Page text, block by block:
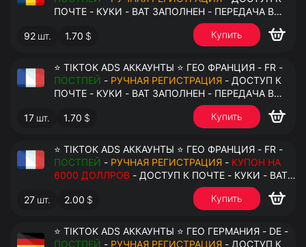
ПОЧТЕ - КУКИ - ВАТ ЗАПОЛНЕН - ПЕРЕДАЧА В
92 шт. 1.70 $ Купить
⭐ TIKTOK ADS АККАУНТЫ ⭐ ГЕО ФРАНЦИЯ - FR -
ПОСТПЕЙ - РУЧНАЯ РЕГИСТРАЦИЯ
ПОЧТЕ - КУКИ - ВАТ ЗАПОЛНЕН - ПЕРЕДАЧА В
17 шт. 1.70 $ Купить
⭐ TIKTOK ADS АККАУНТЫ ⭐ ГЕО ФРАНЦИЯ - FR -
ПОСТПЕЙ - РУЧНАЯ РЕГИСТРАЦИЯ - КУПОН НА
6000 ДОЛЛРОВ - ДОСТУП К ПОЧТЕ - КУКИ - ВАТ
ЗАПОЛНЕН - ПЕРЕДАЧА В АНТИДЕТЕКТ
27 шт. 2.00 $ Купить
⭐ TIKTOK ADS АККАУНТЫ ⭐ ГЕО ГЕРМАНИЯ - DE -
ПОСТПЕЙ - РУЧНАЯ РЕГИСТРАЦИЯ - ДОСТУП К